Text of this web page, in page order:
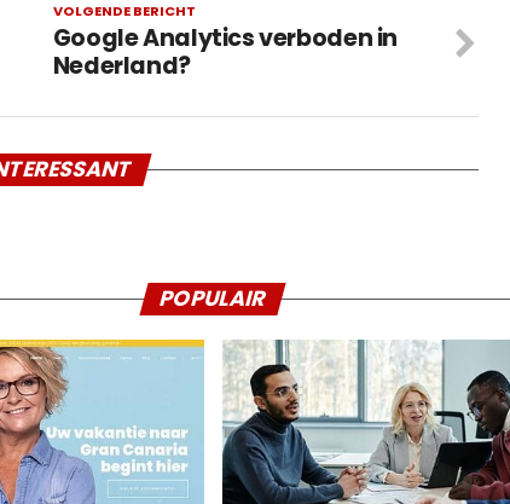
VOLGENDE BERICHT
Google Analytics verboden in
Nederland?
POPULAIR